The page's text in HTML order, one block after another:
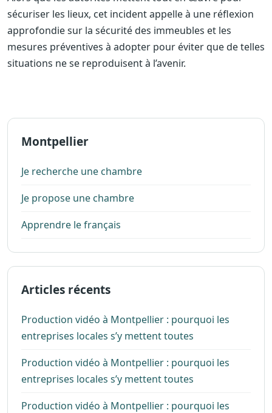
sécuriser les lieux, cet incident appelle à une réflexion
approfondie sur la sécurité des immeubles et les
mesures préventives à adopter pour éviter que de telles
situations ne se reproduisent à l’avenir.
Montpellier
Je recherche une chambre
Je propose une chambre
Apprendre le français
Articles récents
Production vidéo à Montpellier : pourquoi les
entreprises locales s’y mettent toutes
Production vidéo à Montpellier : pourquoi les
entreprises locales s’y mettent toutes
Production vidéo à Montpellier : pourquoi les